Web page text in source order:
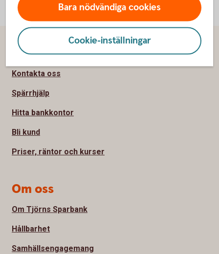
Bara nödvändiga cookies
Cookie-inställningar
Sidfot
Hitta snabbt
Kontakta oss
Spärrhjälp
Hitta bankkontor
Bli kund
Priser, räntor och kurser
Om oss
Om Tjörns Sparbank
Hållbarhet
Samhällsengagemang